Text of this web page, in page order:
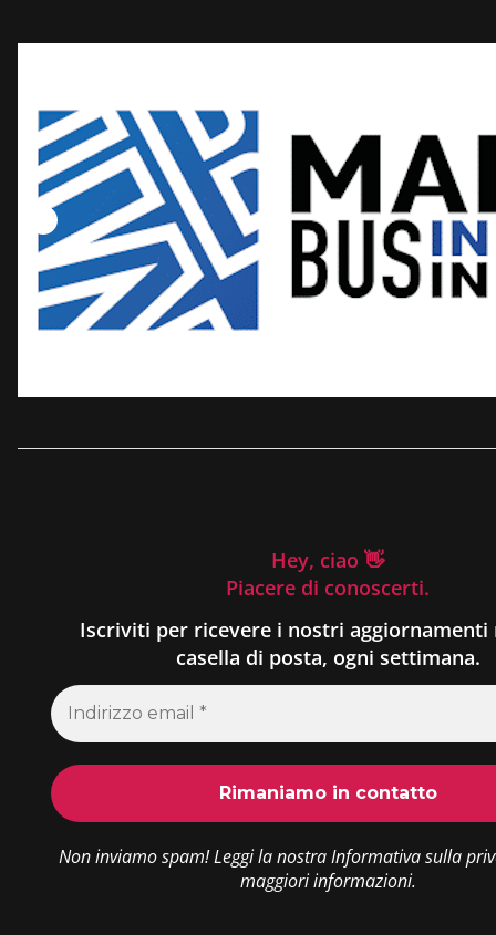
Hey, ciao 👋
Piacere di conoscerti.
Iscriviti per ricevere i nostri aggiornamenti
casella di posta, ogni settimana.
Non inviamo spam! Leggi la nostraInformativa sulla
maggiori informazioni.